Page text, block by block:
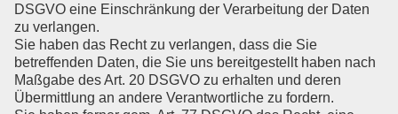
DSGVO eine Einschränkung der Verarbeitung der Daten
zu verlangen.
Sie haben das Recht zu verlangen, dass die Sie
betreffenden Daten, die Sie uns bereitgestellt haben nach
Maßgabe des Art. 20 DSGVO zu erhalten und deren
Übermittlung an andere Verantwortliche zu fordern.